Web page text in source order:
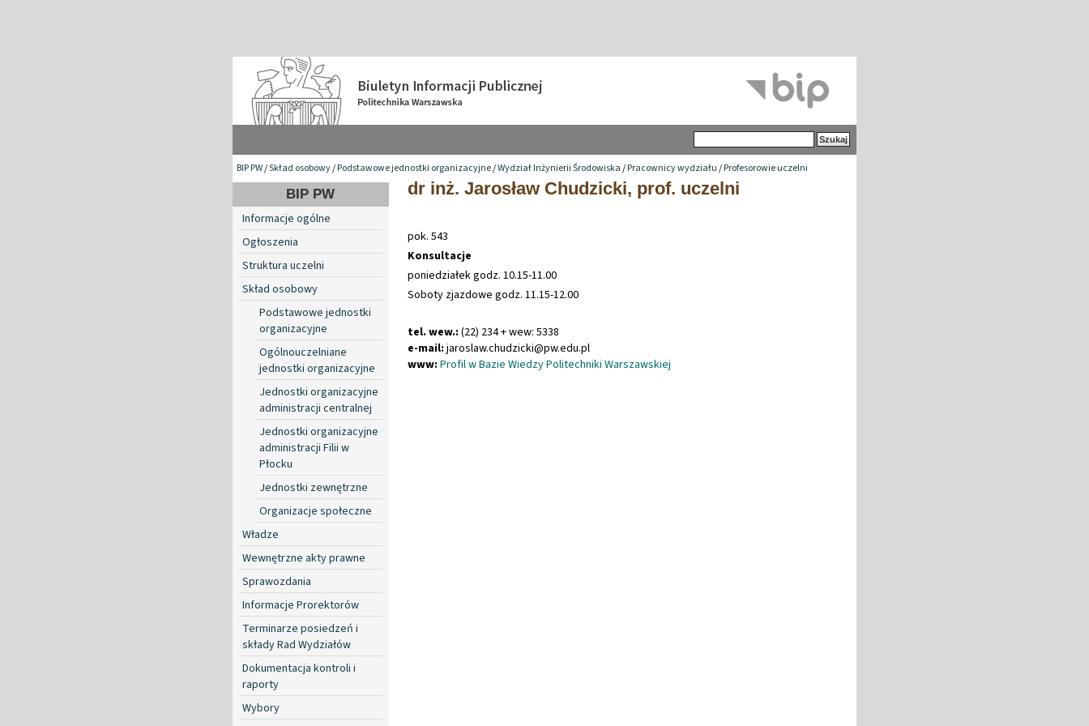
BIP PW/Skład osobowy/Podstawowe jednostki organizacyjne/Wydział Inżynierii Środowiska/Pracownicy wydziału/Profesorowie uczelni
BIP PW
Informacje ogólne
Ogłoszenia
Struktura uczelni
Skład osobowy
Podstawowe jednostki
organizacyjne
Ogólnouczelniane
jednostki organizacyjne
Jednostki organizacyjne
administracji centralnej
Jednostki organizacyjne
administracji Filii w
Płocku
Jednostki zewnętrzne
Organizacje społeczne
Władze
Wewnętrzne akty prawne
Sprawozdania
Informacje Prorektorów
Terminarze posiedzeń i
składy Rad Wydziałów
Dokumentacja kontroli i
raporty
Wybory
dr inż. Jarosław Chudzicki, prof. uczelni
pok. 543
Konsultacje
poniedziałek godz. 10.15-11.00
Soboty zjazdowe godz. 11.15-12.00
tel. wew.: (22) 234 + wew: 5338
e-mail: jaroslaw.chudzicki@pw.edu.pl
www: Profil w Bazie Wiedzy Politechniki Warszawskiej